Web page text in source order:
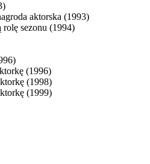
aktorska (1993)
sezonu (1994)
(1996)
(1998)
(1999)